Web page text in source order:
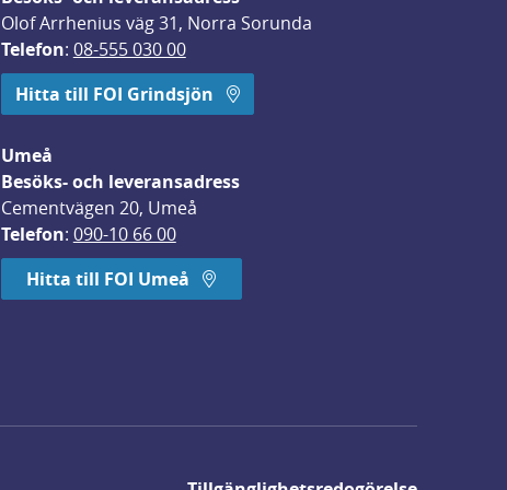
Olof Arrhenius väg 31, Norra Sorunda
Telefon: 08-555 030 00
Hitta till FOI Grindsjön
Umeå
Besöks- och leveransadress
Cementvägen 20, Umeå
Telefon: 090-10 66 00
Hitta till FOI Umeå